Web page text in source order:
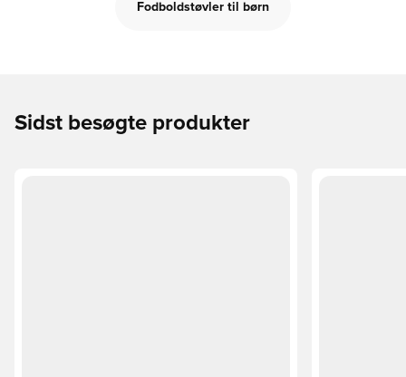
Fodboldstøvler til børn
Sidst besøgte produkter